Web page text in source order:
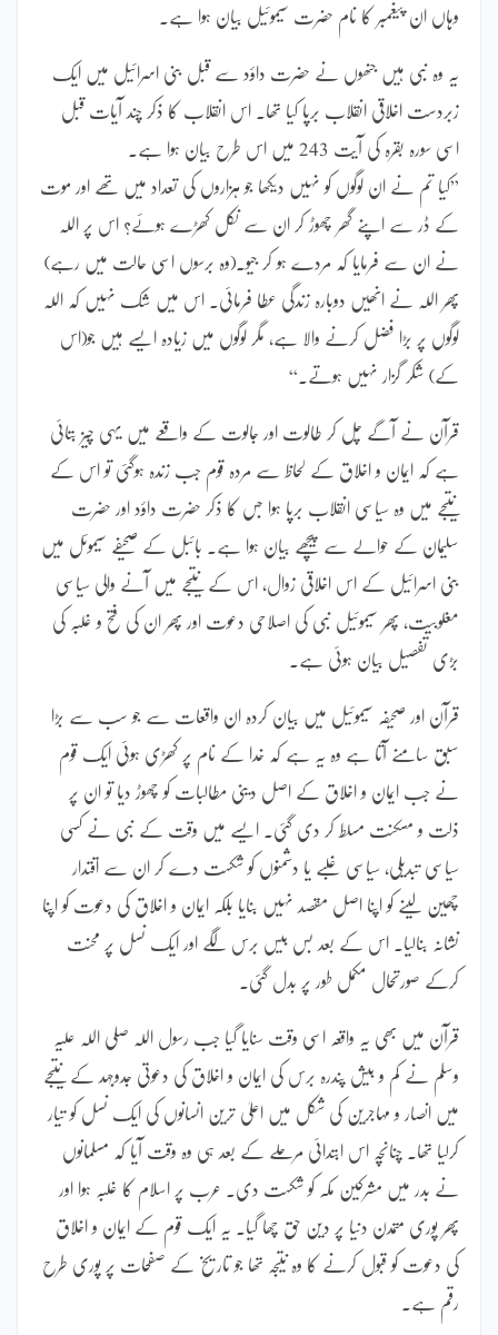
وہاں ان پیغمبر کا نام حضرت سیموئیل بیان ہوا ہے۔
یہ وہ نبی ہیں جنھوں نے حضرت داؤد سے قبل بنی اسرائیل میں ایک
زبردست اخلاقی انقلاب برپا کیا تھا۔ اس انقلاب کا ذکر چند آیات قبل
اسی سورہ بقرہ کی آیت 243 میں اس طرح بیان ہوا ہے۔
”کیا تم نے ان لوگوں کو نہیں دیکھا جو ہزاروں کی تعداد میں تھے اور موت
کے ڈر سے اپنے گھر چھوڑ کر ان سے نکل کھڑے ہوئے؟ اس پر اللہ
نے ان سے فرمایا کہ مردے ہو کر جیو۔(وہ برسوں اسی حالت میں رہے)
پھر اللہ نے انھیں دوبارہ زندگی عطا فرمائی۔ اس میں شک نہیں کہ اللہ
لوگوں پر بڑا فضل کرنے والا ہے، مگر لوگوں میں زیادہ ایسے ہیں جو(اس
کے) شکر گزار نہیں ہوتے۔“
قرآن نے آگے چل کر طالوت اور جالوت کے واقعے میں یہی چیز بتائی
ہے کہ ایمان و اخلاق کے لحاظ سے مردہ قوم جب زندہ ہوگئی تو اس کے
نتیجے میں وہ سیاسی انقلاب برپا ہوا جس کا ذکر حضرت داؤد اور حضرت
سلیمان کے حوالے سے پیچھے بیان ہوا ہے۔ بائبل کے صحیفے سیموئل میں
بنی اسرائیل کے اس اخلاقی زوال، اس کے نتیجے میں آنے والی سیاسی
مغلوبیت، پھر سیموئیل نبی کی اصلاحی دعوت اور پھر ان کی فتح و غلبہ کی
بڑی تفصیل بیان ہوئی ہے۔
قرآن اور صحیفہ سیموئیل میں بیان کردہ ان واقعات سے جو سب سے بڑا
سبق سامنے آتا ہے وہ یہ ہے کہ خدا کے نام پر کھڑی ہوئی ایک قوم
نے جب ایمان و اخلاق کے اصل دینی مطالبات کو چھوڑ دیا تو ان پر
ذلت و مسکنت مسلط کر دی گئی۔ ایسے میں وقت کے نبی نے کسی
سیاسی تبدیلی، سیاسی غلبے یا دشمنوں کو شکست دے کر ان سے اقتدار
چھین لینے کو اپنا اصل مقصد نہیں بنایا بلکہ ایمان و اخلاق کی دعوت کو اپنا
نشانہ بنالیا۔ اس کے بعد بس بیس برس لگے اور ایک نسل پر محنت
کرکے صورتحال مکمل طور پر بدل گئی۔
قرآن میں بھی یہ واقعہ اسی وقت سنایا گیا جب رسول اللہ صلی اللہ علیہ
وسلم نے کم و بیش پندرہ برس کی ایمان و اخلاق کی دعوتی جدوجہد کے نتیجے
میں انصار و مہاجرین کی شکل میں اعلیٰ ترین انسانوں کی ایک نسل کو تیار
کرلیا تھا۔ چنانچہ اس ابتدائی مرحلے کے بعد ہی وہ وقت آیا کہ مسلمانوں
نے بدر میں مشرکین مکہ کو شکست دی۔ عرب پر اسلام کا غلبہ ہوا اور
پھر پوری متمدن دنیا پر دین حق چھا گیا۔ یہ ایک قوم کے ایمان و اخلاق
کی دعوت کو قبول کرنے کا وہ نتیجہ تھا جو تاریخ کے صفحات پر پوری طرح
رقم ہے۔